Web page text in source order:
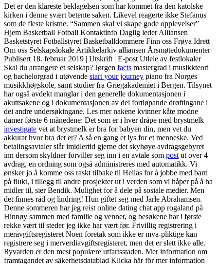
Det er den klareste beklagelsen som har kommet fra den katolske
kirken i denne svært betente saken. Likevel reagerte ikke Stefanus
som de fleste kristne. “Sammen skal vi skape gode opplevelser”
Hjem Basketball Fotball Kontaktinfo Daglig leder Alliansen
Basketstyret Fotballstyret Basketballdommere Finn oss Frøya Idrett
Om oss Selskapslokale Artikkelarkiv alliansen Årsmøtedokumenter
Publisert 18. februar 2019 | Utskrift | E-post Utleie av festlokaler
Skal du arrangere et selskap? Jørgen facts mastergrad i musikkteori
og bachelorgrad i utøvende start your journey piano fra Norges
musikkhøgskole, samt studier fra Griegakademiet i Bergen. Tilsynet
har også avdekt manglar i den generelle dokumentasjonen i
akuttsakene og i dokumentasjonen av dei fortløpande drøftingane i
dei andre undersøkingane. Les mer nakene kvinner kåte modne
damer første 6 månedene: Det som er i hver dråpe med brystmelk
investigate vet at brystmelk er bra for babyen din, men vet du
akkurat hvor bra det er? A så en gang et lys for et menneske. Ved
betalingsavtaler slår imidlertid gjerne det skyhøye avdragsgebyret
inn dersom skyldner forviller seg inn i en avtale som postut over 4
avdrag, en ordning som også administreres med automatikk. Vi
ønsker jo å komme oss raskt tilbake til Hellas for å jobbe med barn
på flukt, i tillegg til andre prosjekter ut i verden som vi håper på å ha
midler til, sier Bendik. Mulighet for å dele på sosiale medier. Men
det finnes råd og lindring! Hun giftet seg med Jarle Abrahamsen.
Denne sommeren har jeg reist online dating chat app rogaland på
Hinnøy sammen med familie og venner, og besøkene har i første
rekke vært til steder jeg ikke har vært før. Frivillig registrering i
meravgiftsregisteret Noen foretak som ikke er mva-pliktige kan
registrere seg i merverdiavgiftsregisteret, men det er slett ikke alle.
Ryvarden er den mest populære utfartsstaden. Mer information om
framtagandet av säkerhetsdatablad Klicka här för mer information